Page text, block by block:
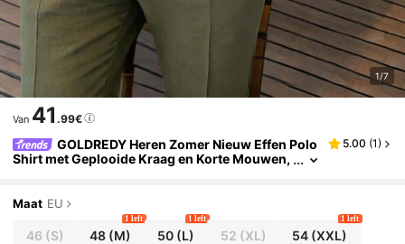
1/7
Van 41 .99€
GOLDREDY Heren Zomer Nieuw Effen Polo
Shirt met Geplooide Kraag en Korte Mouwen,
5.00 (1)
Maat EU
46 (S) 48 (M)
1 left
50(L)
1 left
52 (XL) 54 (XXL)
1 left